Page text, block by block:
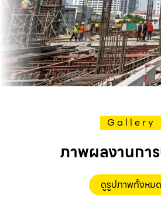
Gallery
ภาพผลงานกา
ดูรูปภาพทั้งหมด